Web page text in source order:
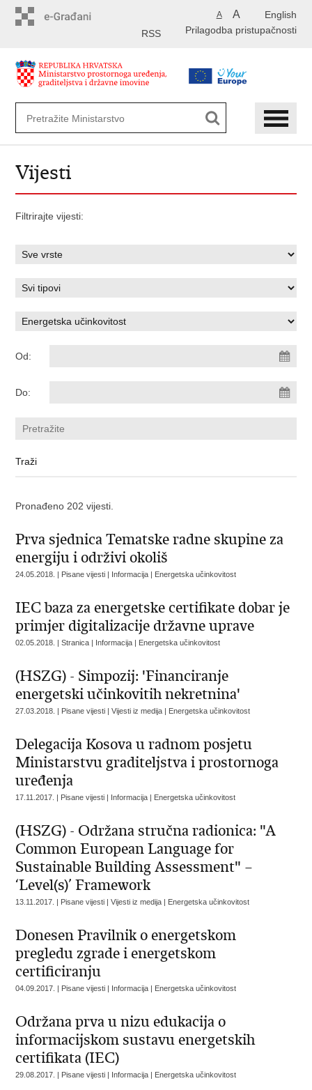
English
A A
Prilagodba pristupačnosti
RSS
Vijesti
Filtrirajte vijesti:
Od:
Do:
Pronađeno 202 vijesti.
Prva sjednica Tematske radne skupine za
energiju i održivi okoliš
24.05.2018. | Pisane vijesti | Informacija | Energetska učinkovitost
IEC baza za energetske certifikate dobar je
primjer digitalizacije državne uprave
02.05.2018. | Stranica | Informacija | Energetska učinkovitost
(HSZG) - Simpozij: 'Financiranje
energetski učinkovitih nekretnina'
27.03.2018. | Pisane vijesti | Vijesti iz medija | Energetska učinkovitost
Delegacija Kosova u radnom posjetu
Ministarstvu graditeljstva i prostornoga
uređenja
17.11.2017. | Pisane vijesti | Informacija | Energetska učinkovitost
(HSZG) - Održana stručna radionica: "A
Common European Language for
Sustainable Building Assessment" –
‘Level(s)’ Framework
13.11.2017. | Pisane vijesti | Vijesti iz medija | Energetska učinkovitost
Donesen Pravilnik o energetskom
pregledu zgrade i energetskom
certificiranju
04.09.2017. | Pisane vijesti | Informacija | Energetska učinkovitost
Održana prva u nizu edukacija o
informacijskom sustavu energetskih
certifikata (IEC)
29.08.2017. | Pisane vijesti | Informacija | Energetska učinkovitost